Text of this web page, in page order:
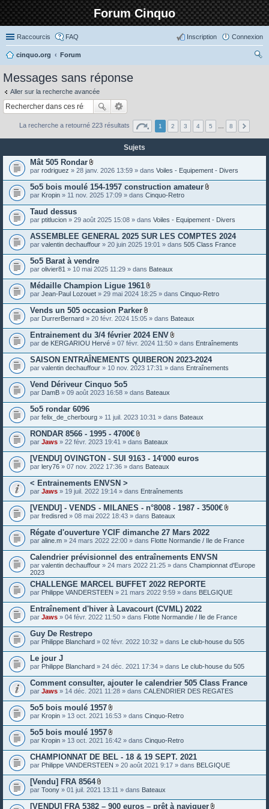
Forum Cinquo
Raccourcis FAQ Connexion
Inscription
cinquo.org
Forum
Messages sans réponse
Aller sur la recherche avancée
La recherche a retourné 223 résultats 1 2 3 4 5 8
Sujets
Mât 505 Rondar
P
è
c
e
s
o
n
t
e
s
par rodriguez » 28 janv. 2026 13:59 » dans Voiles - Equipement - Divers
5o5 bois moulé 154-1957 construction amateur
è
e
s
j
o
s
par Kropin » 11 nov. 2025 17:09 » dans Cinquo-Retro
Taud dessus
par ptitlucion » 29 août 2025 15:08 » dans Voiles - Equipement - Divers
ASSEMBLEE GENERAL 2025 SUR LES COMPTES 2024
par valentin dechauffour » 20 juin 2025 19:01 » dans 505 Class France
5o5 Barat à vendre
par olivier81 » 10 mai 2025 11:29 » dans Bateaux
Médaille Champion Ligue 1961
P
è
e
s
o
n
t
e
s
par Jean-Paul Lozouet » 29 mai 2024 18:25 » dans Cinquo-Retro
Vends un 505 occasion Parker
P
è
c
e
s
j
o
t
e
s
par DurrerBernard » 20 févr. 2024 15:05 » dans Bateaux
Entrainement du 3/4 février 2024 ENV
P
è
c
e
s
e
s
par de KERGARIOU Hervé » 07 févr. 2024 11:50 » dans Entraînements
SAISON ENTRAÎNEMENTS QUIBERON 2023-2024
par valentin dechauffour » 10 nov. 2023 17:31 » dans Entraînements
Vend Dériveur Cinquo 5o5
par DamB » 09 août 2023 16:58 » dans Bateaux
5o5 rondar 6096
par felix_de_cherbourg » 11 juil. 2023 10:31 » dans Bateaux
RONDAR 8566 - 1995 - 4700€
P
è
c
e
s
o
e
s
par Jaws » 22 févr. 2023 19:41 » dans Bateaux
[VENDU] OVINGTON - SUI 9163 - 14'000 euros
par lery76 » 07 nov. 2022 17:36 » dans Bateaux
< Entrainements ENVSN >
par Jaws » 19 juil. 2022 19:14 » dans Entraînements
[VENDU] - VENDS - MILANES - n°8008 - 1987 - 3500€
è
e
s
o
n
e
s
par fredisred » 08 mai 2022 18:43 » dans Bateaux
Régate d'ouverture YCIF dimanche 27 Mars 2022
par aline.m » 24 mars 2022 22:00 » dans Flotte Normandie / Ile de France
Calendrier prévisionnel des entraînements ENVSN
par valentin dechauffour » 24 mars 2022 21:25 » dans Championnat d'Europe
2023
CHALLENGE MARCEL BUFFET 2022 REPORTE
par Philippe VANDERSTEEN » 21 mars 2022 9:59 » dans BELGIQUE
Entraînement d'hiver à Lavacourt (CVML) 2022
par Jaws » 04 févr. 2022 11:50 » dans Flotte Normandie / Ile de France
Guy De Restrepo
par Philippe Blanchard » 02 févr. 2022 10:32 » dans Le club-house du 505
Le jour J
par Philippe Blanchard » 24 déc. 2021 17:34 » dans Le club-house du 505
Comment consulter, ajouter le calendrier 505 Class France
par Jaws » 14 déc. 2021 11:28 » dans CALENDRIER DES REGATES
5o5 bois moulé 1957
P
è
e
s
o
t
e
s
par Kropin » 13 oct. 2021 16:53 » dans Cinquo-Retro
5o5 bois moulé 1957
P
è
c
e
s
o
n
par Kropin » 13 oct. 2021 16:42 » dans Cinquo-Retro
CHAMPIONNAT DE BEL - 18 & 19 SEPT. 2021
par Philippe VANDERSTEEN » 20 août 2021 9:17 » dans BELGIQUE
[Vendu] FRA 8564
P
è
par Toony » 01 juil. 2021 13:11 » dans Bateaux
[VENDU] FRA 5382 – 900 euros – prêt à naviguer